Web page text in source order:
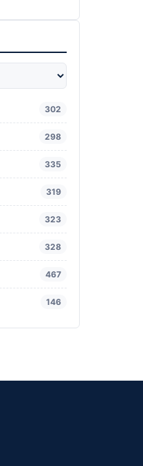
302
298
335
319
323
328
467
146